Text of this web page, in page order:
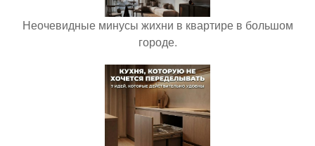
Неочевидные минусы жихни в квартире в большом
городе.